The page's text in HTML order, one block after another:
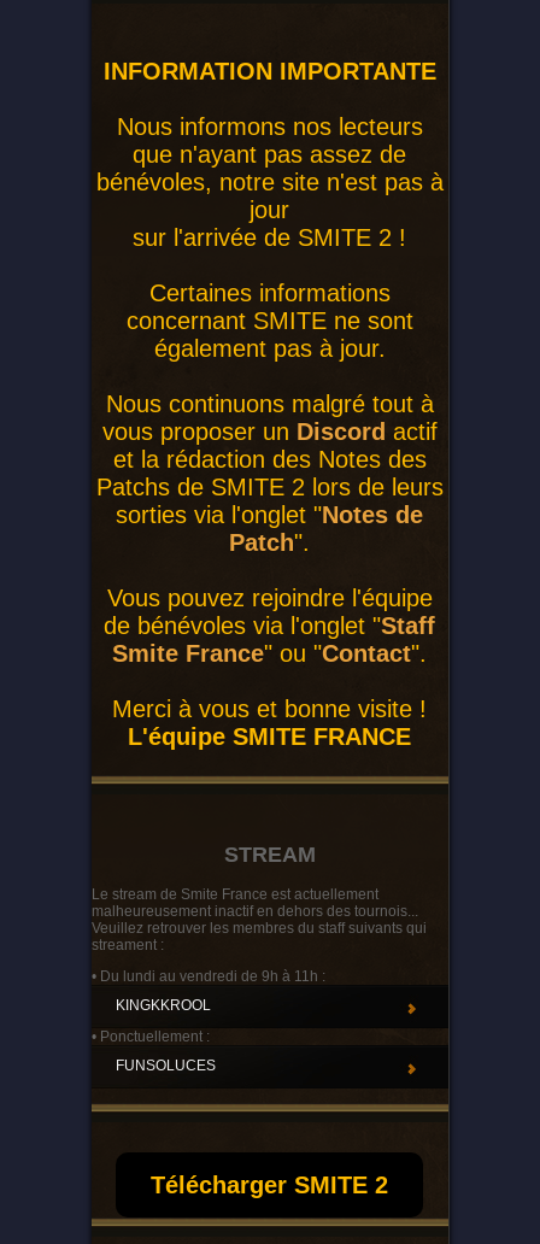
INFORMATION IMPORTANTE
Nous informons nos lecteurs
que n'ayant pas assez de
bénévoles, notre site n'est pas à
jour
sur l'arrivée de SMITE 2 !
Certaines informations
concernant SMITE ne sont
également pas à jour.
Nous continuons malgré tout à
vous proposer un Discord actif
et la rédaction des Notes des
Patchs de SMITE 2 lors de leurs
sorties via l'onglet "Notes de
Patch".
Vous pouvez rejoindre l'équipe
de bénévoles via l'onglet "Staff
Smite France" ou "Contact".
Merci à vous et bonne visite !
L'équipe SMITE FRANCE
STREAM
Le stream de Smite France est actuellement
malheureusement inactif en dehors des tournois...
Veuillez retrouver les membres du staff suivants qui
streament :
• Du lundi au vendredi de 9h à 11h :
KINGKKROOL
• Ponctuellement :
FUNSOLUCES
Télécharger SMITE 2